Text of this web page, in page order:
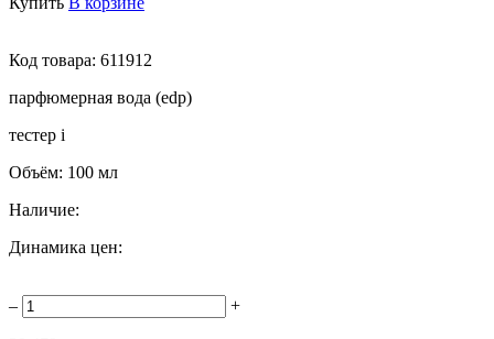
Код товара: 611912
парфюмерная вода (edp)
тестер i
Объём: 100 мл
Наличие:
Динамика цен:
– +